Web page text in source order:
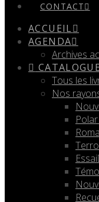
CONTACT
ACCUEIL
AGENDA
Archives
CATALOGUE
Tous les
Nos
Essai